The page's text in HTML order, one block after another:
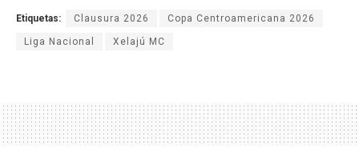
Etiquetas: Clausura 2026 Copa Centroamericana 2026
Liga Nacional Xelajú MC